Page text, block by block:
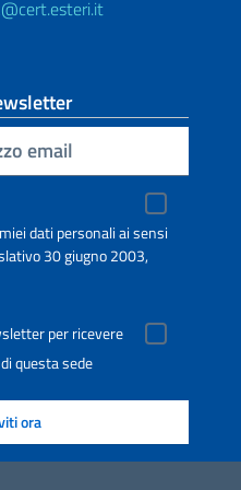
dati personali ai sensi
30 giugno 2003,
per ricevere
questa sede